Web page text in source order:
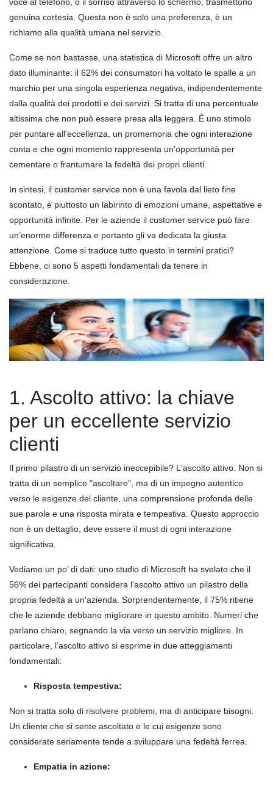
genuina cortesia. Questa non è solo una preferenza, è un
richiamo alla qualità umana nel servizio.
Come se non bastasse, una statistica di Microsoft offre un altro
dato illuminante: il 62% dei consumatori ha voltato le spalle a un
marchio per una singola esperienza negativa, indipendentemente
dalla qualità dei prodotti e dei servizi. Si tratta di una percentuale
altissima che non può essere presa alla leggera. È uno stimolo
per puntare all'eccellenza, un promemoria che ogni interazione
conta e che ogni momento rappresenta un'opportunità per
cementare o frantumare la fedeltà dei propri clienti.
In sintesi, il customer service non è una favola dal lieto fine
scontato, è piuttosto un labirinto di emozioni umane, aspettative e
opportunità infinite. Per le aziende il customer service può fare
un’enorme differenza e pertanto gli va dedicata la giusta
attenzione. Come si traduce tutto questo in termini pratici?
Ebbene, ci sono 5 aspetti fondamentali da tenere in
considerazione.
1. Ascolto attivo: la chiave
per un eccellente servizio
clienti
Il primo pilastro di un servizio ineccepibile? L'ascolto attivo. Non si
tratta di un semplice "ascoltare", ma di un impegno autentico
verso le esigenze del cliente, una comprensione profonda delle
sue parole e una risposta mirata e tempestiva. Questo approccio
non è un dettaglio, deve essere il must di ogni interazione
significativa.
Vediamo un po’ di dati: uno studio di Microsoft ha svelato che il
56% dei partecipanti considera l'ascolto attivo un pilastro della
propria fedeltà a un'azienda. Sorprendentemente, il 75% ritiene
che le aziende debbano migliorare in questo ambito. Numeri che
parlano chiaro, segnando la via verso un servizio migliore. In
particolare, l’ascolto attivo si esprime in due atteggiamenti
fondamentali:
Risposta tempestiva:
Non si tratta solo di risolvere problemi, ma di anticipare bisogni.
Un cliente che si sente ascoltato e le cui esigenze sono
considerate seriamente tende a sviluppare una fedeltà ferrea.
Empatia in azione: